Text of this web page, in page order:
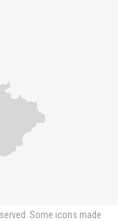
Some icons made